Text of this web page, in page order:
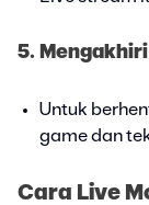
5.
Untuk
game dan
Cara Live